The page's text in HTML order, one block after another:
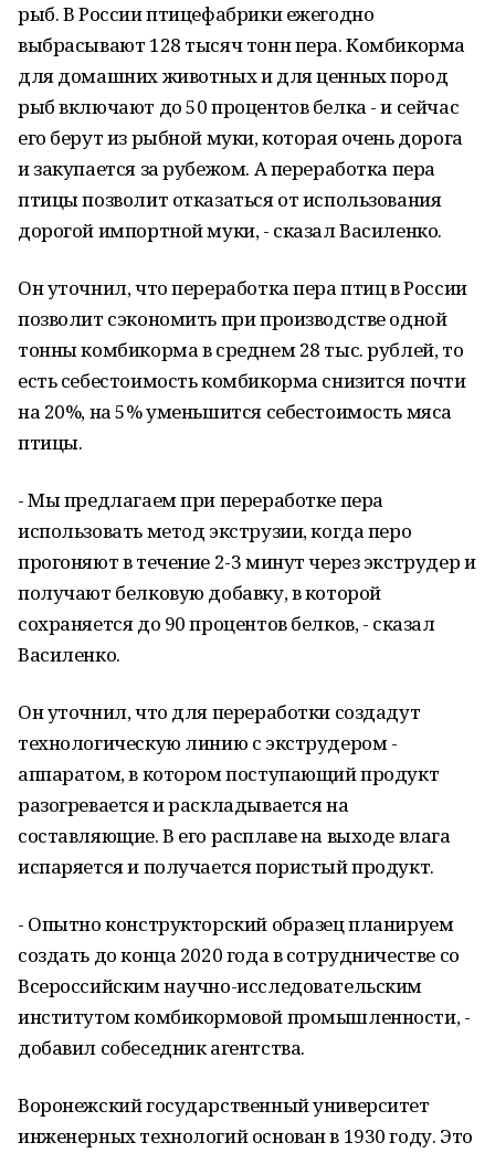
рыб. В России птицефабрики ежегодно
выбрасывают 128 тысяч тонн пера. Комбикорма
для домашних животных и для ценных пород
рыб включают до 50 процентов белка - и сейчас
его берут из рыбной муки, которая очень дорога
и закупается за рубежом. А переработка пера
птицы позволит отказаться от использования
дорогой импортной муки, - сказал Василенко.
Он уточнил, что переработка пера птиц в России
позволит сэкономить при производстве одной
тонны комбикорма в среднем 28 тыс. рублей, то
есть себестоимость комбикорма снизится почти
на 20%, на 5% уменьшится себестоимость мяса
птицы.
- Мы предлагаем при переработке пера
использовать метод экструзии, когда перо
прогоняют в течение 2-3 минут через экструдер и
получают белковую добавку, в которой
сохраняется до 90 процентов белков, - сказал
Василенко.
Он уточнил, что для переработки создадут
технологическую линию с экструдером -
аппаратом, в котором поступающий продукт
разогревается и раскладывается на
составляющие. В его расплаве на выходе влага
испаряется и получается пористый продукт.
- Опытно конструкторский образец планируем
создать до конца 2020 года в сотрудничестве со
Всероссийским научно-исследовательским
институтом комбикормовой промышленности, -
добавил собеседник агентства.
Воронежский государственный университет
инженерных технологий основан в 1930 году. Это